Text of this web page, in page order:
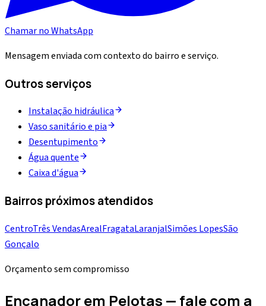
Chamar no WhatsApp
Mensagem enviada com contexto do bairro e serviço.
Outros serviços
Instalação hidráulica
Vaso sanitário e pia
Desentupimento
Água quente
Caixa d'água
Bairros próximos atendidos
CentroTrês VendasArealFragataLaranjalSimões LopesSão
Gonçalo
Orçamento sem compromisso
Encanador em Pelotas — fale com a